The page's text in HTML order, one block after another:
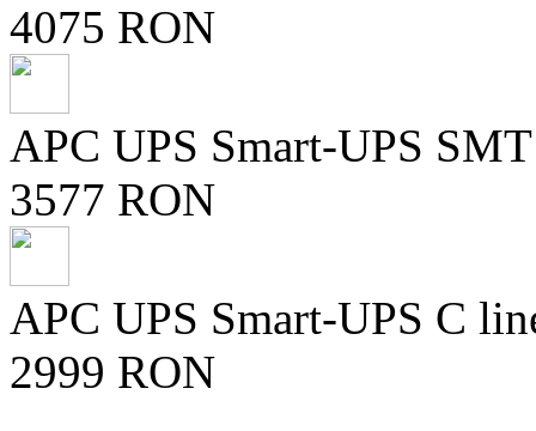
4075 RON
APC UPS Smart-UPS
3577 RON
APC UPS Smart-UPS C
2999 RON